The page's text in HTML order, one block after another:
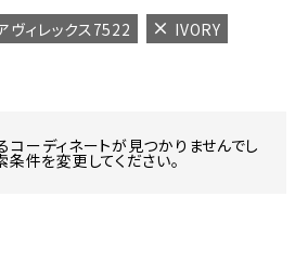
ィレックス7522
IVORY
ーディネートが見つかりませんでし
条件を変更してください。